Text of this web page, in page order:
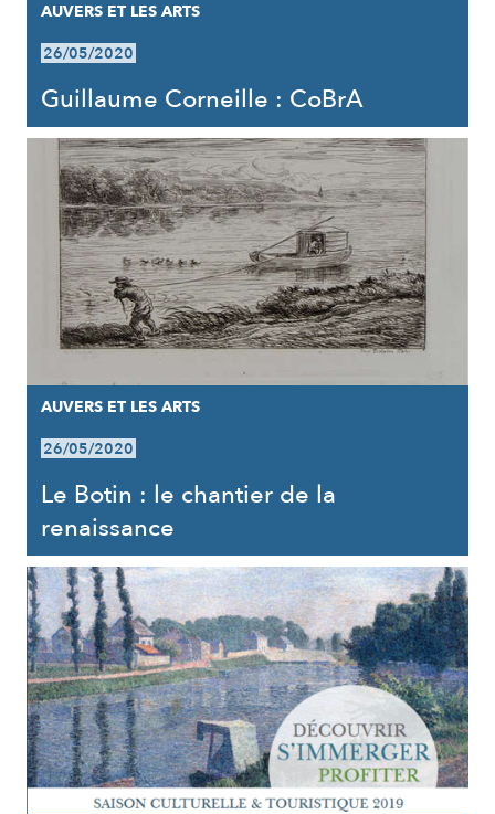
AUVERS ET LES ARTS
26/05/2020
Guillaume Corneille : CoBrA
AUVERS ET LES ARTS
26/05/2020
Le Botin : le chantier de la
renaissance